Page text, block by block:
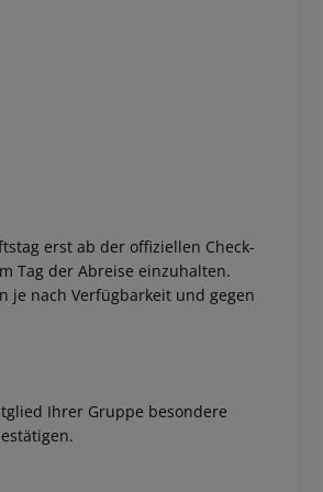
erst ab der offiziellen Check-
Tag der Abreise einzuhalten.
je nach Verfügbarkeit und gegen
Ihrer Gruppe besondere